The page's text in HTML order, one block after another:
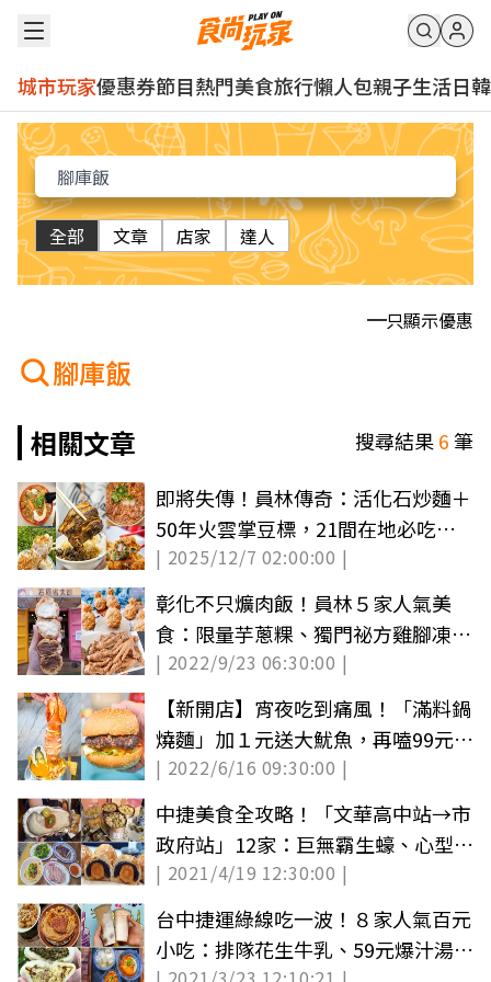
城市玩家優惠券節目熱門美食旅行懶人包親子生活日韓
全部 文章 店家 達人
只顯示優惠
腳庫飯
相關文章
搜尋結果6筆
即將失傳！員林傳奇：活化石炒麵＋
50年火雲掌豆標，21間在地必吃攻
略
| 2025/12/7 02:00:00 |
彰化不只爌肉飯！員林５家人氣美
食：限量芋蔥粿、獨門祕方雞腳凍、
10元泡芙
| 2022/9/23 06:30:00 |
【新開店】宵夜吃到痛風！「滿料鍋
燒麵」加１元送大魷魚，再嗑99元和
牛漢堡
| 2022/6/16 09:30:00 |
中捷美食全攻略！「文華高中站→市
政府站」12家：巨無霸生蠔、心型蛋
捲、30年鵝肉熱炒
| 2021/4/19 12:30:00 |
台中捷運綠線吃一波！８家人氣百元
小吃：排隊花生牛乳、59元爆汁湯